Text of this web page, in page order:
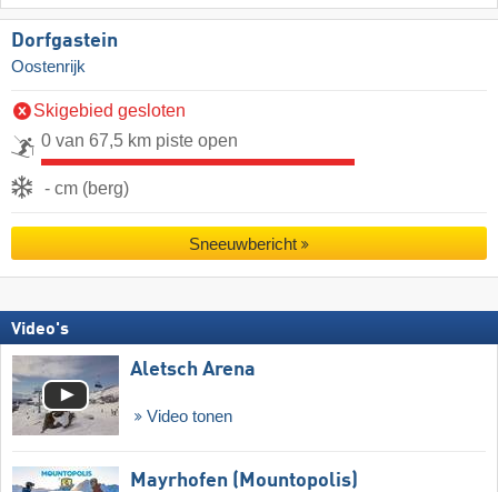
Dorfgastein
Oostenrijk
Skigebied gesloten
0 van 67,5 km piste open
- cm (berg)
Sneeuwbericht
Video's
Aletsch Arena
Video tonen
Mayrhofen (Mountopolis)